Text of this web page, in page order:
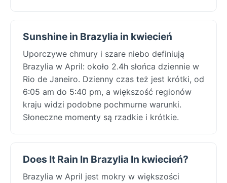
Sunshine in Brazylia in kwiecień
Uporczywe chmury i szare niebo definiują
Brazylia w April: około 2.4h słońca dziennie w
Rio de Janeiro. Dzienny czas też jest krótki, od
6:05 am do 5:40 pm, a większość regionów
kraju widzi podobne pochmurne warunki.
Słoneczne momenty są rzadkie i krótkie.
Does It Rain In Brazylia In kwiecień?
Brazylia w April jest mokry w większości